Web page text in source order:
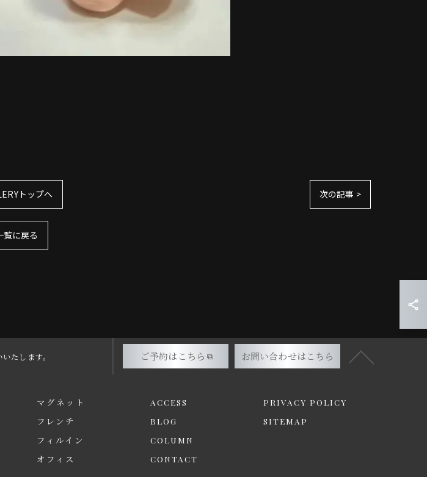
トップへ 次の記事 >
覧に戻る
たします。 ご予約はこちら お問い合わせはこちら
マグネット
フレンチ
フィルイン
オフィス
ACCESS
BLOG
COLUMN
CONTACT
PRIVACY POLICY
SITEMAP